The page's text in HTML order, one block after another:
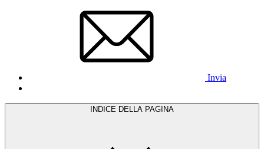
Invia
INDICE DELLA PAGINA